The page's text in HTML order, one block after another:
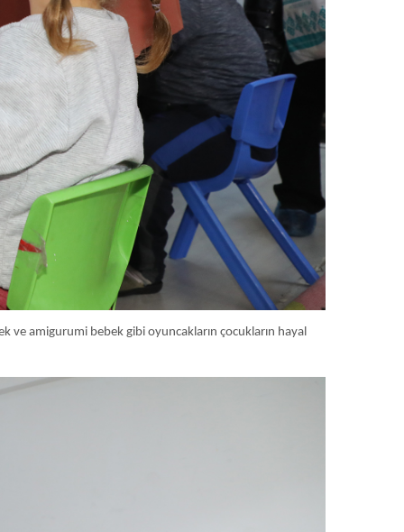
ve amigurumi bebek gibi oyuncakların çocukların hayal